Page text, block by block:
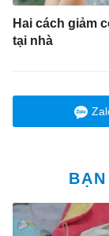
Hai cách giảm
tại nhà